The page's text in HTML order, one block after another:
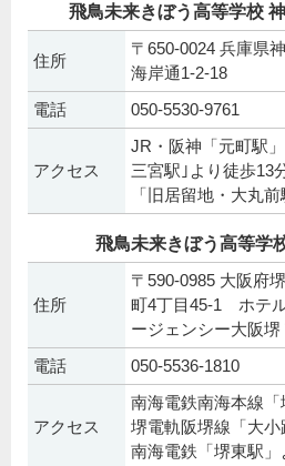
飛鳥未来きぼう高等学校
住所
〒650-0024 兵庫県
海岸通1-2-18
電話 050-5530-9761
アクセス
JR・阪神「元町駅
三宮駅｣より徒歩13
「旧居留地・大丸
飛鳥未来きぼう高等学
住所
〒590-0985 大阪府
町4丁目45-1 ホテ
ージェンシー大阪堺
電話 050-5536-1810
アクセス
南海電鉄南海本線
堺電軌阪堺線「大
南海電鉄「堺東駅